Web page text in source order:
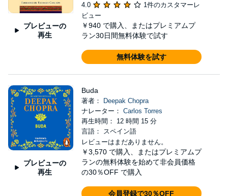
プレビューの
再生
4.0
1件のカスタマーレ
ビュー
￥940 で購入、またはプレミアムプ
ラン30日間無料体験で試す
無料体験を試す
プレビューの
再生
Buda
著者：
Deepak Chopra
ナレーター： Carlos Torres
再生時間： 12 時間 15 分
言語： スペイン語
レビューはまだありません。
￥3,570 で購入、またはプレミアムプ
ランの無料体験を始めて非会員価格
の30％OFF で購入
会員登録で30％OFF